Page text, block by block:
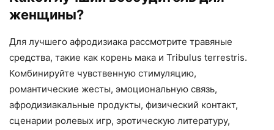
женщины?
Для лучшего афродизиака рассмотрите травяные
средства, такие как корень мака и Tribulus terrestris.
Комбинируйте чувственную стимуляцию,
романтические жесты, эмоциональную связь,
афродизиакальные продукты, физический контакт,
сценарии ролевых игр, эротическую литературу,